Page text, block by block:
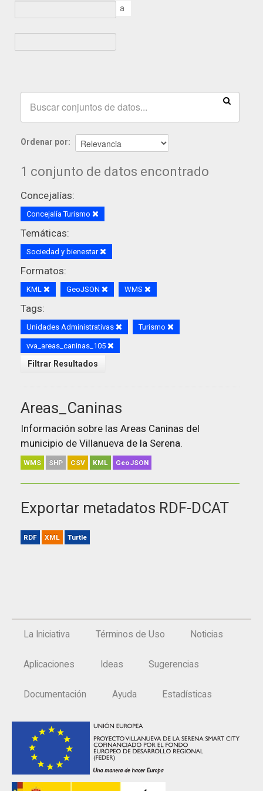
a
Ordenar por
1 conjunto de datos encontrado
Concejalías:
Concejalía Turismo
Temáticas:
Sociedad y bienestar
Formatos:
KML GeoJSON WMS
Tags:
Unidades Administrativas Turismo
vva_areas_caninas_105
Filtrar Resultados
Areas_Caninas
Información sobre las Areas Caninas del
municipio de Villanueva de la Serena.
WMS SHP CSV KML GeoJSON
Exportar metadatos RDF-DCAT
RDF XML Turtle
La Iniciativa Términos de Uso Noticias
Aplicaciones Ideas Sugerencias
Documentación Ayuda Estadísticas